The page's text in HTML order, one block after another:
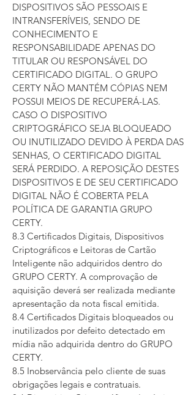
DISPOSITIVOS SÃO PESSOAIS E
INTRANSFERÍVEIS, SENDO DE
CONHECIMENTO E
RESPONSABILIDADE APENAS DO
TITULAR OU RESPONSÁVEL DO
CERTIFICADO DIGITAL. O GRUPO
CERTY NÃO MANTÉM CÓPIAS NEM
POSSUI MEIOS DE RECUPERÁ-LAS.
CASO O DISPOSITIVO
CRIPTOGRÁFICO SEJA BLOQUEADO
OU INUTILIZADO DEVIDO À PERDA DAS
SENHAS, O CERTIFICADO DIGITAL
SERÁ PERDIDO. A REPOSIÇÃO DESTES
DISPOSITIVOS E DE SEU CERTIFICADO
DIGITAL NÃO É COBERTA PELA
POLÍTICA DE GARANTIA GRUPO
CERTY.
8.3 Certificados Digitais, Dispositivos
Criptográficos e Leitoras de Cartão
Inteligente não adquiridos dentro do
GRUPO CERTY. A comprovação de
aquisição deverá ser realizada mediante
apresentação da nota fiscal emitida.
8.4 Certificados Digitais bloqueados ou
inutilizados por defeito detectado em
mídia não adquirida dentro do GRUPO
CERTY.
8.5 Inobservância pelo cliente de suas
obrigações legais e contratuais.